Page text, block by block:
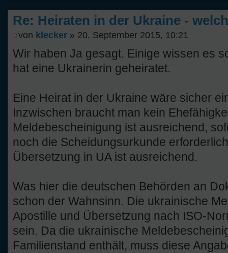
Re: Heiraten in der Ukraine -
von klecker » 20. September 2015, 10:21
Wir haben Ja gesagt. Einige wissen es
hat eine Ukrainerin geheiratet.
Eine Heirat in der Ukraine wäre sicher
Inzwischen braucht man kein
Meldebescheinigung ist ausreichend,
noch die Scheidungsurkunde
Übersetzung in UA ist ausreichend.
Was hier die deutschen Behörden an
schon der Wahnsinn. Die ukrainische
Apostille und Übersetzung nach ISO-
sein. Da die ukrainische
Familienstand enthält, muss diese